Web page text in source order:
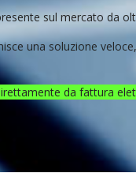
sul mercato da
una soluzione
da fattura